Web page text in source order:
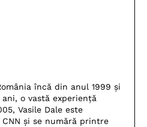
încă din anul 1999 și
o vastă experiență
Vasile Dale este
și se numără printre